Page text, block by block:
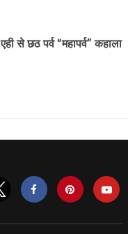
एही से छठ पर्व “महापर्व” कहाला